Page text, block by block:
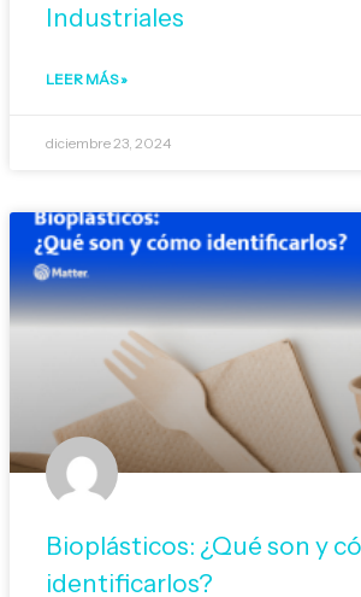
Industriales
LEER MÁS »
diciembre 23, 2024
Bioplásticos: ¿Qué son y
identificarlos?